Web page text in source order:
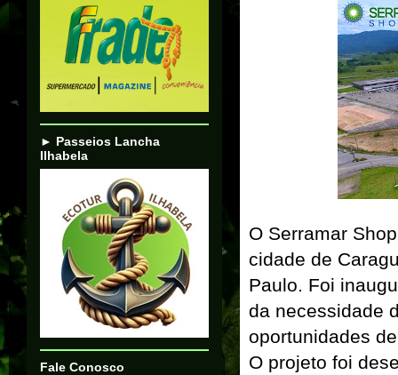
O Serramar
cidade de
Paulo. Foi
da necessidade
oportunidades
O projeto foi
► Passeios Lancha
Ilhabela
Fale Conosco